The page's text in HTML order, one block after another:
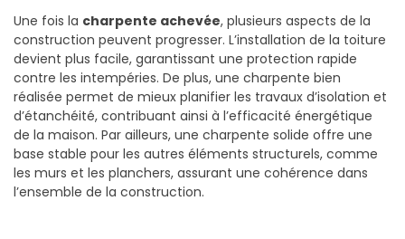
Une fois la charpente achevée, plusieurs aspects de la
construction peuvent progresser. L’installation de la toiture
devient plus facile, garantissant une protection rapide
contre les intempéries. De plus, une charpente bien
réalisée permet de mieux planifier les travaux d’isolation et
d’étanchéité, contribuant ainsi à l’efficacité énergétique
de la maison. Par ailleurs, une charpente solide offre une
base stable pour les autres éléments structurels, comme
les murs et les planchers, assurant une cohérence dans
l’ensemble de la construction.